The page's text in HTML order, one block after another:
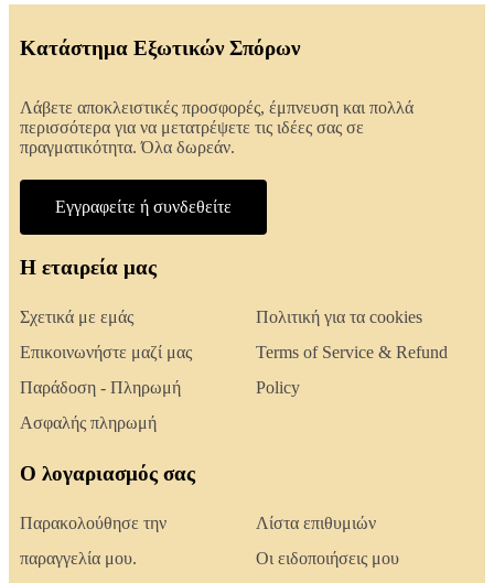
Κατάστημα Εξωτικών Σπόρων
Λάβετε αποκλειστικές προσφορές, έμπνευση και πολλά
περισσότερα για να μετατρέψετε τις ιδέες σας σε
πραγματικότητα. Όλα δωρεάν.
Εγγραφείτε ή συνδεθείτε
Η εταιρεία μας
Σχετικά με εμάς
Επικοινωνήστε μαζί μας
Παράδοση - Πληρωμή
Ασφαλής πληρωμή
Πολιτική για τα cookies
Terms of Service & Refund
Policy
Ο λογαριασμός σας
Παρακολούθησε την
παραγγελία μου.
Λίστα επιθυμιών
Οι ειδοποιήσεις μου